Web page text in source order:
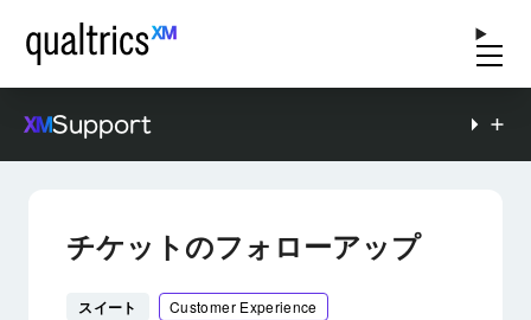
Support
チケットのフォローアップ
スイート Customer Experience